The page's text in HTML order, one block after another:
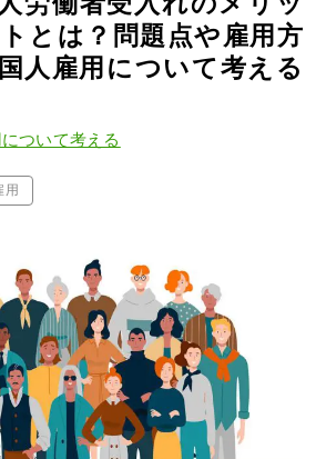
とは？問題点や雇用方
人雇用について考える
ついて考える
用